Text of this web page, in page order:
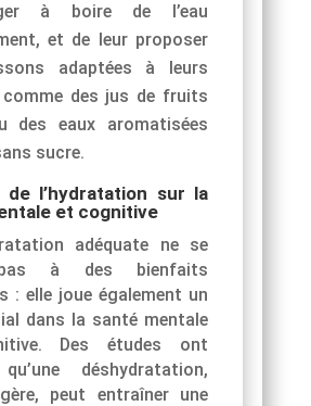
à boire de l’eau
et de leur proposer
adaptées à leurs
comme des jus de fruits
des eaux aromatisées
sucre.
de l’hydratation sur la
et cognitive
adéquate ne se
à des bienfaits
: elle joue également un
dans la santé mentale
Des études ont
déshydratation,
peut entraîner une